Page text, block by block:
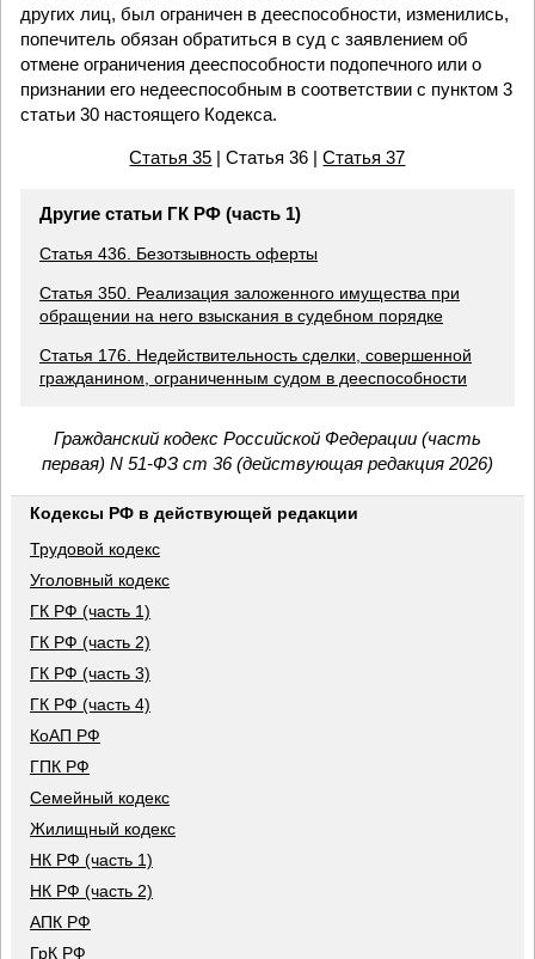
других лиц, был ограничен в дееспособности, изменились,
попечитель обязан обратиться в суд с заявлением об
отмене ограничения дееспособности подопечного или о
признании его недееспособным в соответствии с пунктом 3
статьи 30 настоящего Кодекса.
Статья 35 | Статья 36 |Статья 37
Другие статьи ГК РФ (часть 1)
Статья 436. Безотзывность оферты
Статья 350. Реализация заложенного имущества при
обращении на него взыскания в судебном порядке
Статья 176. Недействительность сделки, совершенной
гражданином, ограниченным судом в дееспособности
Гражданский кодекс Российской Федерации (часть
первая) N 51-ФЗ ст 36 (действующая редакция 2026)
Кодексы РФ в действующей редакции
Трудовой кодекс
Уголовный кодекс
ГК РФ (часть 1)
ГК РФ (часть 2)
ГК РФ (часть 3)
ГК РФ (часть 4)
КоАП РФ
ГПК РФ
Семейный кодекс
Жилищный кодекс
НК РФ (часть 1)
НК РФ (часть 2)
АПК РФ
ГрК РФ